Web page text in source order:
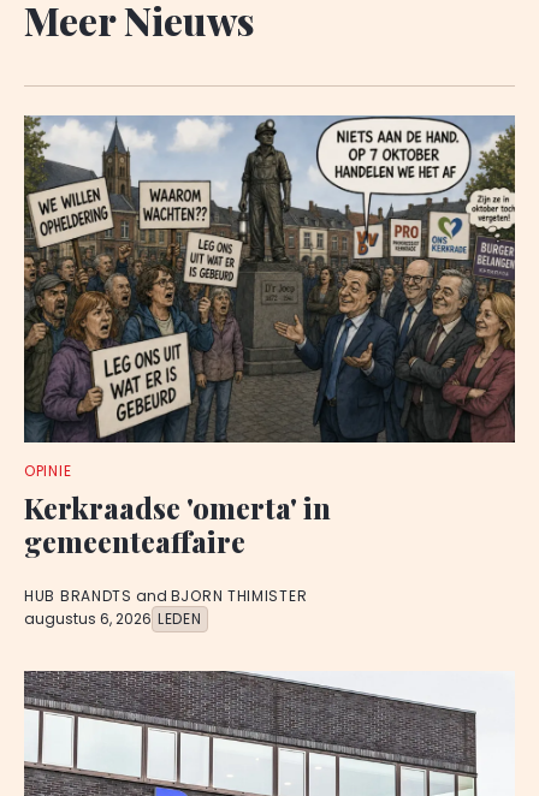
Meer Nieuws
OPINIE
Kerkraadse 'omerta' in
gemeenteaffaire
HUB BRANDTS and BJORN THIMISTER
augustus 6, 2026 LEDEN